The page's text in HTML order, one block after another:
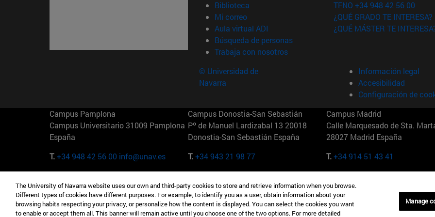
Biblioteca (abre en nueva ventana)
Mi correo(abre en nueva ventana)
Aula virtual ADI (abre en nueva ventana)
Búsqueda de personas(abre en nueva ventana)
Trabaja con nosotros(abre en nueva ventana)
TFNO +34 948 42 56 00
¿QUÉ GRADO TE INTERESA?
¿QUÉ MÁSTER TE
© Universidad de
Navarra
Información legal
Accesibilidad
Configuración de
Campus Pamplona
Campus Universitario 31009 Pamplona
España
T.+34 948 42 56 00 info@unav.es
Campus Donostia-San Sebastián
Pº de Manuel Lardizabal 13 20018
Donostia-San Sebastián España
T.+34 943 21 98 77
Campus Madrid
Calle Marquesado de Sta.
28027 Madrid España
T.+34 914 51 43 41
Camino del Cerro Águila 3 28023
Madrid España
165 W 57th St 10019-2201 Nueva York
EE.UU
Maria-Theresia-Straße 15
Múnich Alemania
The University of Navarra website uses our own and third-party cookies to store and retrieve information when you browse.
Different types of cookies have different purposes. For example, to identify you as a user, obtain information about your
browsing habits respecting your privacy, or personalize how the content is displayed. You can select the cookies you want
to enable or accept them all. This banner will remain active until you choose one of the two options. For more detailed
Manage